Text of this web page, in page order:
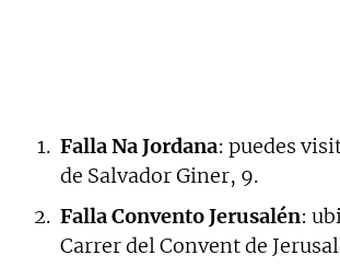
Falla Na Jordana: puedes
de Salvador Giner, 9.
Falla Convento Jerusalén:
Carrer del Convent de